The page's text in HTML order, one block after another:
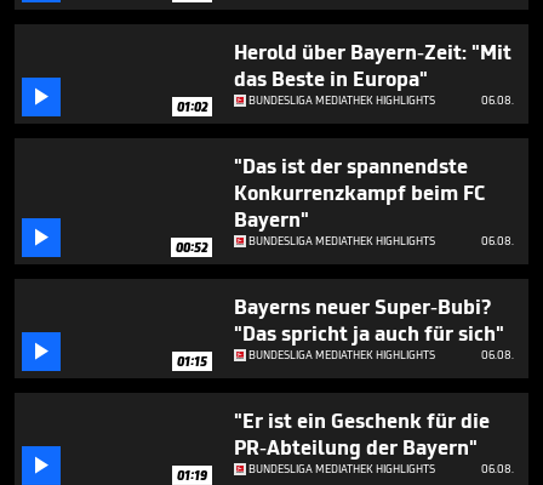
minute,
52
 01:02
Herold über Bayern-Zeit: "Mit
das Beste in Europa"
BUNDESLIGA MEDIATHEK HIGHLIGHTS 06.08.
 00:52
"Das ist der spannendste
Konkurrenzkampf beim FC
Bayern"
BUNDESLIGA MEDIATHEK HIGHLIGHTS 06.08.
 01:15
Bayerns neuer Super-Bubi?
"Das spricht ja auch für sich"
BUNDESLIGA MEDIATHEK HIGHLIGHTS 06.08.
 01:19
"Er ist ein Geschenk für die
PR-Abteilung der Bayern"
BUNDESLIGA MEDIATHEK HIGHLIGHTS 06.08.